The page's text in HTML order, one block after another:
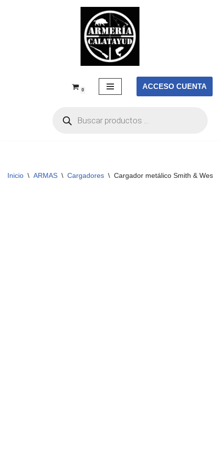
0 ACCESO CUENTA
Inicio \ ARMAS \ Cargadores \ Cargador metálico Smith &